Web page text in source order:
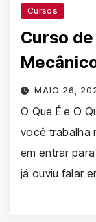
Cursos
Curso
MAIO 26,
O Que É e O
você trabalha
em entrar
já ouviu falar